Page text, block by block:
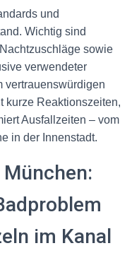
und
Wichtig sind
sowie
verwendeter
vertrauenswürdigen
kurze Reaktionszeiten,
Ausfallzeiten – vom
in der Innenstadt.
im Kanal